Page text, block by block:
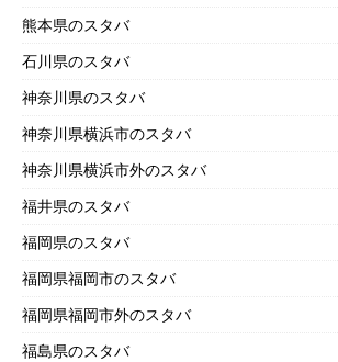
熊本県のスタバ
石川県のスタバ
神奈川県のスタバ
神奈川県横浜市のスタバ
神奈川県横浜市外のスタバ
福井県のスタバ
福岡県のスタバ
福岡県福岡市のスタバ
福岡県福岡市外のスタバ
福島県のスタバ